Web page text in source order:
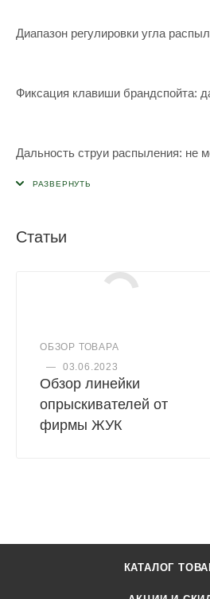
Диапазон регулировки угла
Фиксация клавиши брандспойта:
Дальность струи распыления: не
Статьи
ОБЗОР ТОВАРА
—
03.06.2023
Обзор линейки
опрыскивателей от
фирмы ЖУК
КАТАЛОГ